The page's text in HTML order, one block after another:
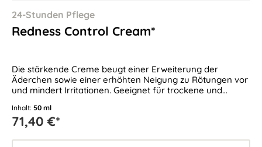
24-Stunden Pflege
Redness Control Cream*
Die stärkende Creme beugt einer Erweiterung der
Äderchen sowie einer erhöhten Neigung zu Rötungen vor
und mindert Irritationen. Geeignet für trockene und
neigender Haut.
Inhalt: 50 ml
71,40 €*